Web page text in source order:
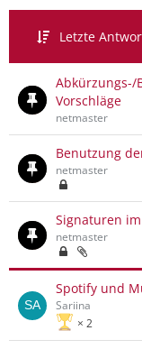
Letzte
Abkürzungs-/
Vorschläge
netmaster
Benutzung
netmaster
Signaturen
netmaster
Spotify und
2
Sariina